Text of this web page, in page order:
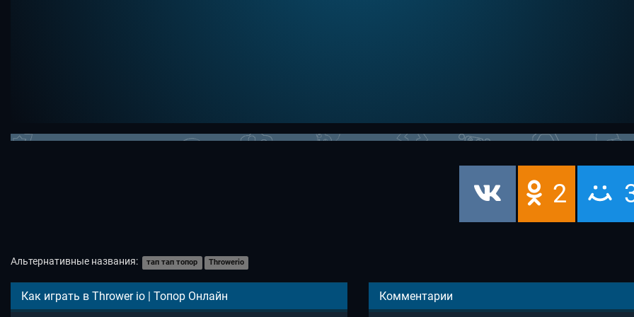
2
Альтернативные названия: тап тап топор Throwerio
Как играть в Thrower io | Топор Онлайн Комментарии